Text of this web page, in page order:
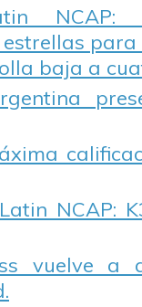
NCAP:
para
baja a
NCAP:
vuelve a